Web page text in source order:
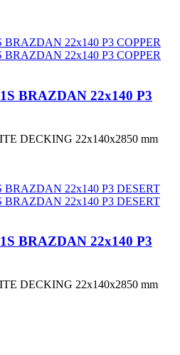
BRAZDAN 22x140 P3
DECKING 22x140x2850 mm
BRAZDAN 22x140 P3
DECKING 22x140x2850 mm